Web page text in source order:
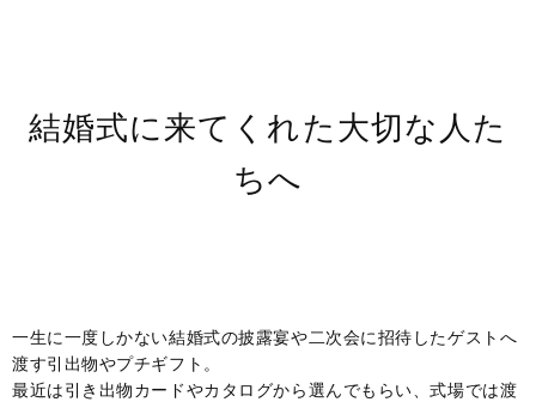
結婚式に来てくれた大切な人た
ちへ
一生に一度しかない結婚式の披露宴や二次会に招待したゲストへ
渡す引出物やプチギフト。
最近は引き出物カードやカタログから選んでもらい、式場では渡